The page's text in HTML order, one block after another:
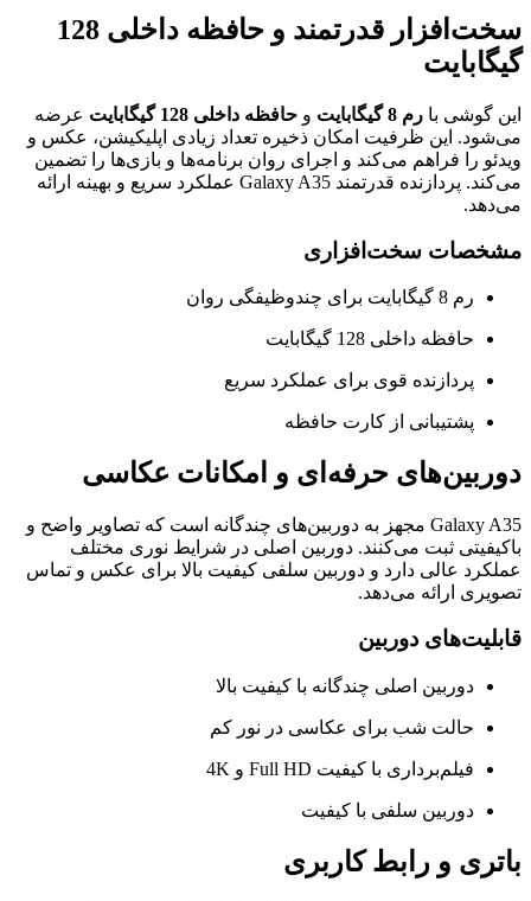
سخت‌افزار قدرتمند و حافظه داخلی 128
گیگابایت
این گوشی با رم 8 گیگابایت و حافظه داخلی 128 گیگابایت
عرضه
می‌شود. این ظرفیت امکان ذخیره تعداد زیادی اپلیکیشن، عکس و
ویدئو را فراهم می‌کند و اجرای روان برنامه‌ها و بازی‌ها را تضمین
می‌کند. پردازنده قدرتمند Galaxy A35 عملکرد سریع و بهینه ارائه
می‌دهد.
مشخصات سخت‌افزاری
رم 8 گیگابایت برای چندوظیفگی روان
حافظه داخلی 128 گیگابایت
پردازنده قوی برای عملکرد سریع
پشتیبانی از کارت حافظه
دوربین‌های حرفه‌ای و امکانات عکاسی
Galaxy A35 مجهز به دوربین‌های چندگانه است که تصاویر واضح و
باکیفیتی ثبت می‌کنند. دوربین اصلی در شرایط نوری مختلف
عملکرد عالی دارد و دوربین سلفی کیفیت بالا برای عکس و تماس
تصویری ارائه می‌دهد.
قابلیت‌های دوربین
دوربین اصلی چندگانه با کیفیت بالا
حالت شب برای عکاسی در نور کم
فیلم‌برداری با کیفیت Full HD و 4K
دوربین سلفی با کیفیت
باتری و رابط کاربری